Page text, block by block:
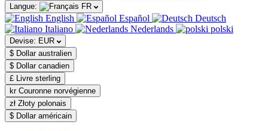
Langue: FR
English Español
Deutsch
Italiano
Nederlands polski
Devise: EUR
$ Dollar australien
$ Dollar canadien
£ Livre sterling
kr Couronne norvégienne
zł Złoty polonais
$ Dollar américain